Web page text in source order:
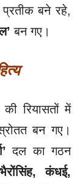
बने रहे,
बन गए।
रियासतों में
बन गए।
दल का गठन
कंधई,